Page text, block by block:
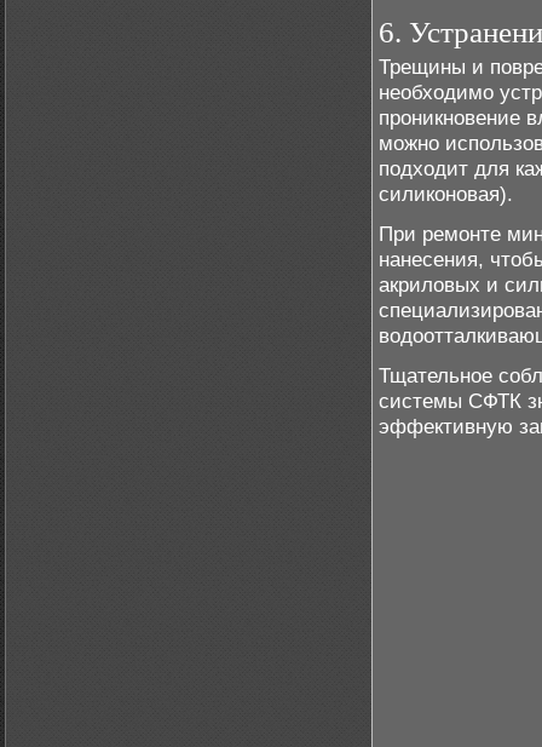
6.
Трещины и
необходимо
проникновение
можно
подходит для
силиконовая).
При ремонте
нанесения,
акриловых и
Тщательное
системы СФТК
эффективную